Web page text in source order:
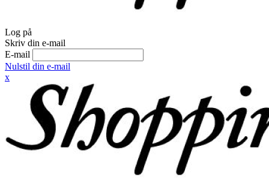
Log på
Skriv din e-mail
E-mail
Nulstil din e-mail
x